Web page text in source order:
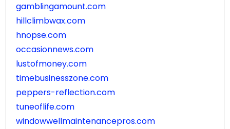
gamblingamount.com
hillclimbwax.com
hnopse.com
occasionnews.com
lustofmoney.com
timebusinesszone.com
peppers-reflection.com
tuneoflife.com
windowwellmaintenancepros.com